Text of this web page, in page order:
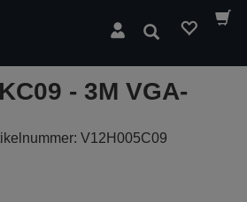
Suchen
- 3M VGA-
V12H005C09